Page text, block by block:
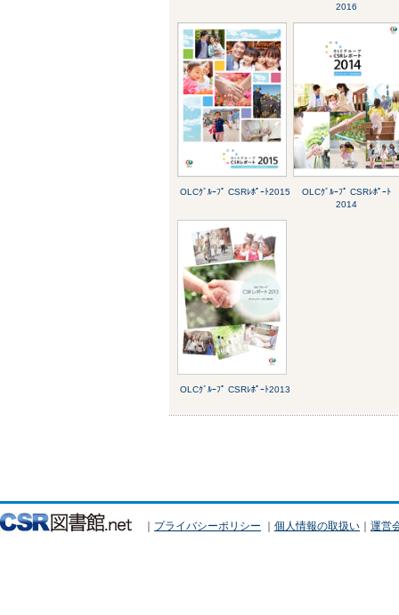
2016
OLCｸﾞﾙｰﾌﾟ CSRﾚﾎﾟｰﾄ2015
OLCｸﾞﾙｰﾌﾟ CSRﾚﾎﾟｰﾄ
2014
OLCｸﾞﾙｰﾌﾟ CSRﾚﾎﾟｰﾄ2013
｜ プライバシーポリシー ｜ 個人情報の取扱い ｜ 運営